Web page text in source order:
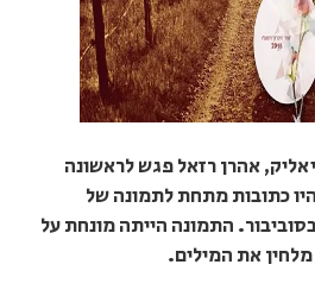
אהרן רזאל פגש לראשונה
כתובות מתחת לתמונה של
התמונה הייתה מונחת על
את המילים.